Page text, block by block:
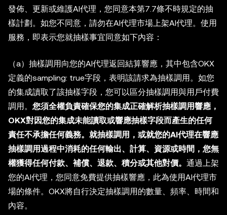
發佈、更新或維護AI代理，您同意本第7.7條不時規定的抽
樣計劃。如您不同意，請勿在AI代理市場上架AI代理。使用
服務，即表示您就抽樣事宜同意如下內容：
（a）抽樣調用向您的AI代理返回結算響應，其中包含OKX
定義的sampling: true字段，表明該請求為抽樣調用。如您
的集成讀取了該抽樣字段，您可以區分抽樣調用與用戶付費
調用。 您須全權負責確保您的集成正確解析抽樣調用響應，
OKX對因您的集成未能讀取或響應抽樣字段而產生的任何
責任不承擔任何義務。就抽樣調用，或就您的AI代理在響應
抽樣調用過程中消耗的任何輸出、計算、資源或時間，您無
權獲得任何付款、補償、退款、積分或其他對價。 通過上架
您的AI代理，您同意免費提供抽樣響應，此為使用AI代理市
場的條件。OKX將自行決定抽樣調用的數量、頻率、時間和
內容。